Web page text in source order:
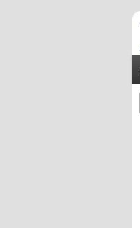
Перейти к основному